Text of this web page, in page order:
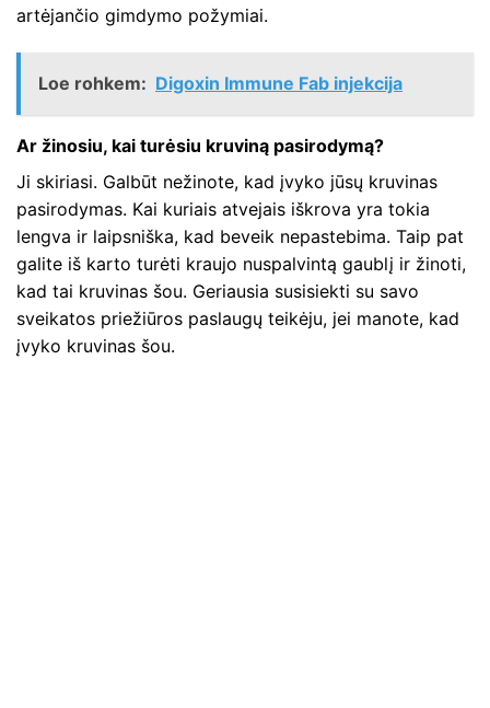
artėjančio gimdymo požymiai.
Loe rohkem: Digoxin Immune Fab injekcija
Ar žinosiu, kai turėsiu kruviną pasirodymą?
Ji skiriasi. Galbūt nežinote, kad įvyko jūsų kruvinas
pasirodymas. Kai kuriais atvejais iškrova yra tokia
lengva ir laipsniška, kad beveik nepastebima. Taip pat
galite iš karto turėti kraujo nuspalvintą gaublį ir žinoti,
kad tai kruvinas šou. Geriausia susisiekti su savo
sveikatos priežiūros paslaugų teikėju, jei manote, kad
įvyko kruvinas šou.